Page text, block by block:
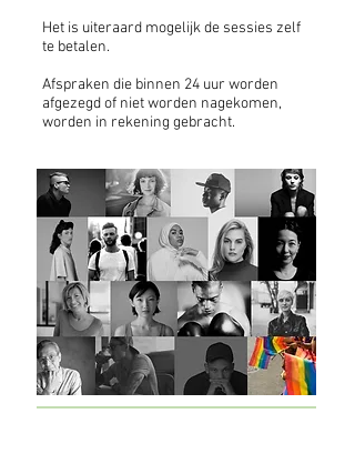
Het is uiteraard mogelijk de sessies zelf
te betalen.
Afspraken die binnen 24 uur worden
afgezegd of nietworden nagekomen,
worden in rekening gebracht.